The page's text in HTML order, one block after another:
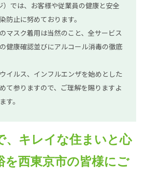
では、お客様や従業員の健康と安全
防止に努めております。
マスク着用は当然のこと、全サービス
健康確認並びにアルコール消毒の徹底
イルス、インフルエンザを始めとした
て参りますので、ご理解を賜りますよ
す。
、キレイな住まいと心
を西東京市の皆様にご